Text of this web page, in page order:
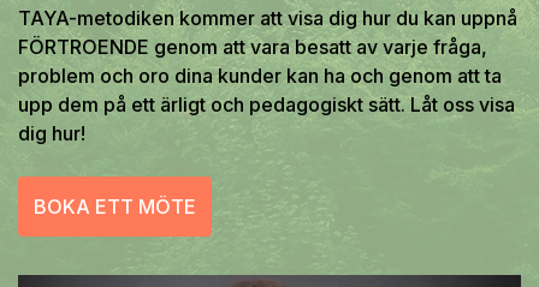
Boka onlinemöte
TAYA-metodiken kommer att visa dig hur du kan uppnå
FÖRTROENDE genom att vara besatt av varje fråga,
problem och oro dina kunder kan ha och genom att ta
upp dem på ett ärligt och pedagogiskt sätt. Låt oss visa
dig hur!
BOKA ETT MÖTE